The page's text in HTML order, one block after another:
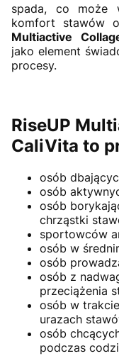
spada, co może
komfort stawów
Multiactive
jako element
procesy.
RiseUP
CaliVita to
osób
osób
osób
chrząstki
sportowców
osób w
osób
osób z
przeciążenia
osób w
urazach
osób
podczas